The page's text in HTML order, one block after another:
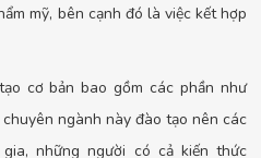
mỹ, bên cạnh đó là việc kết hợp
cơ bản bao gồm các phần như
ngành này đào tạo nên các
những người có cả kiến thức